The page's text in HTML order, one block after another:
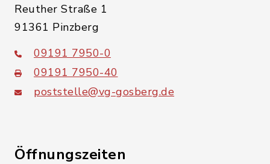
Reuther Straße 1
91361 Pinzberg
09191 7950-0
09191 7950-40
poststelle@vg-gosberg.de
Öffnungszeiten